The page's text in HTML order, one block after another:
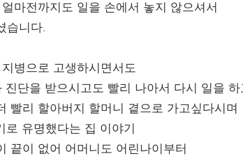
마전까지도 일을 손에서 놓지 않으셔서
습니다.
병으로 고생하시면서도
단을 받으시고도 빨리 나아서 다시 일을
빨리 할아버지 할머니 곁으로 가고싶다시며
유명했다는 집 이야기
끝이 없어 어머니도 어린나이부터